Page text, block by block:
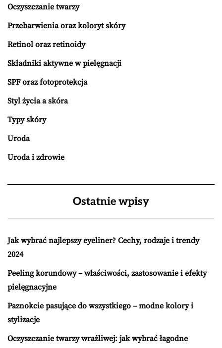
Oczyszczanie twarzy
Przebarwienia oraz koloryt skóry
Retinol oraz retinoidy
Składniki aktywne w pielęgnacji
SPF oraz fotoprotekcja
Styl życia a skóra
Typy skóry
Uroda
Uroda i zdrowie
Ostatnie wpisy
Jak wybrać najlepszy eyeliner? Cechy, rodzaje i trendy
2024
Peeling korundowy – właściwości, zastosowanie i efekty
pielęgnacyjne
Paznokcie pasujące do wszystkiego – modne kolory i
stylizacje
Oczyszczanie twarzy wrażliwej: jak wybrać łagodne